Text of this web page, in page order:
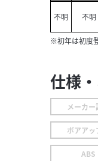
不明 不明
※初年は初度
仕様
メーカー
ボアアッ
ABS